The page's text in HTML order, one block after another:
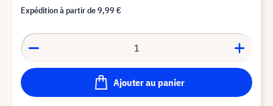
Expédition à partir de9,99 €
Ajouter au panier